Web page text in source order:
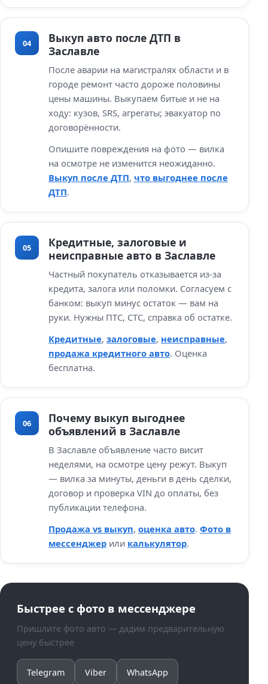
04
Выкуп авто после ДТП в
Заславле
После аварии на магистралях области и в
городе ремонт часто дороже половины
цены машины. Выкупаем битые и не на
ходу: кузов, SRS, агрегаты; эвакуатор по
договорённости.
Опишите повреждения на фото — вилка
на осмотре не изменится неожиданно.
Выкуп после ДТП, что выгоднее после
ДТП.
05
Кредитные, залоговые и
неисправные авто в Заславле
Частный покупатель отказывается из‑за
кредита, залога или поломки. Согласуем с
банком: выкуп минус остаток — вам на
руки. Нужны ПТС, СТС, справка об остатке.
Кредитные, залоговые, неисправные,
продажа кредитного авто. Оценка
бесплатна.
06
Почему выкуп выгоднее
объявлений в Заславле
В Заславле объявление часто висит
неделями, на осмотре цену режут. Выкуп
— вилка за минуты, деньги в день сделки,
договор и проверка VIN до оплаты, без
публикации телефона.
Продажа vs выкуп, оценка авто. Фото в
мессенджер или калькулятор.
Быстрее с фото в мессенджере
Пришлите фото авто — дадим предварительную
цену быстрее
Telegram Viber WhatsApp